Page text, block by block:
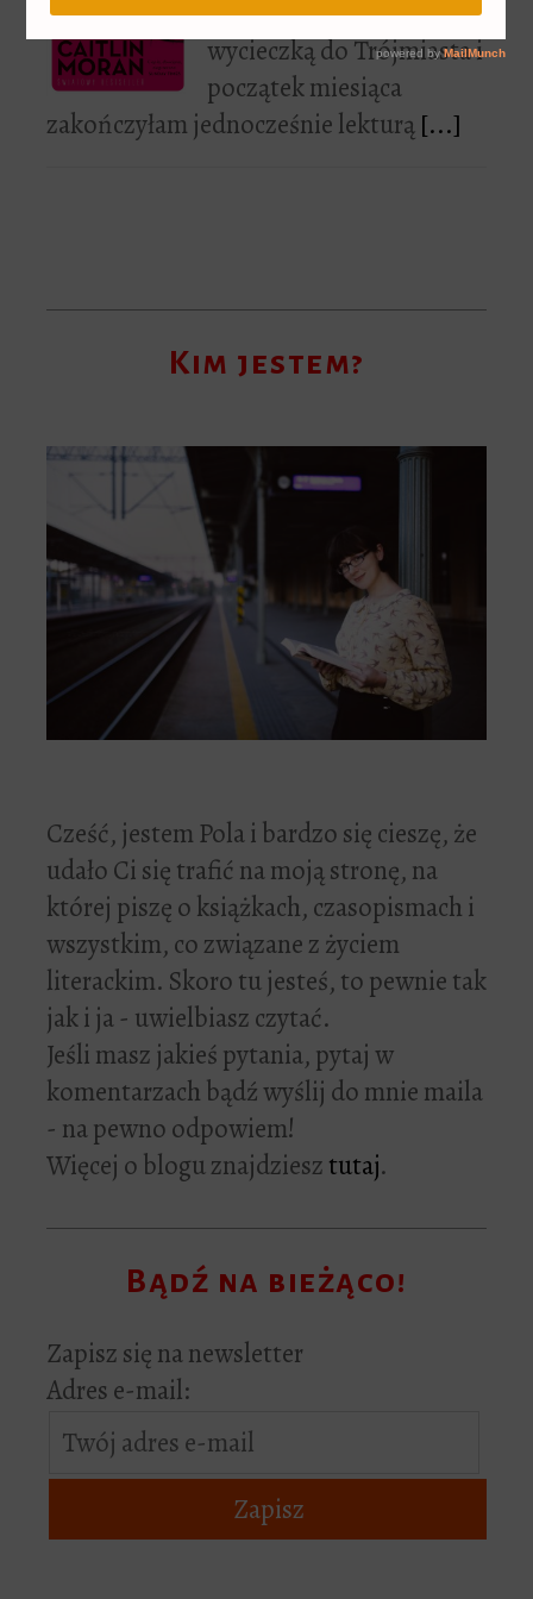
Maj rozpoczęłam
wycieczką do Trójmiasta i
początek miesiąca
zakończyłam jednocześnie lekturą[...]
Kim jestem?
Cześć, jestem Pola i bardzo się cieszę, że
udało Ci się trafić na moją stronę, na
której piszę o książkach, czasopismach i
wszystkim, co związane z życiem
literackim. Skoro tu jesteś, to pewnie tak
jak i ja - uwielbiasz czytać.
Jeśli masz jakieś pytania, pytaj w
komentarzach bądź wyślij do mnie maila
- na pewno odpowiem!
Więcej o blogu znajdziesztutaj.
Bądź na bieżąco!
Zapisz się na newsletter
Adres e-mail: